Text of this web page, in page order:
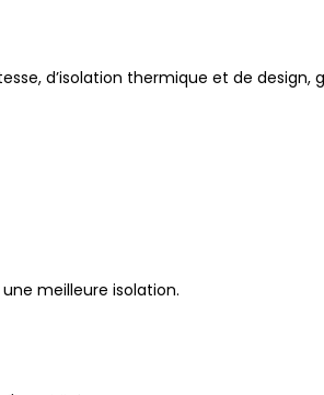
d’isolation thermique et de
meilleure isolation.